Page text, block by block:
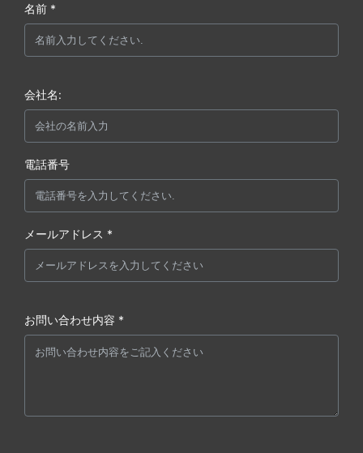
名前 *
会社名:
電話番号
メールアドレス *
お問い合わせ内容 *